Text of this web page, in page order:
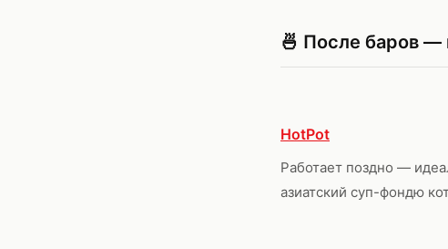
🍜 После баров —
HotPot
Работает поздно —
азиатский суп-фондю